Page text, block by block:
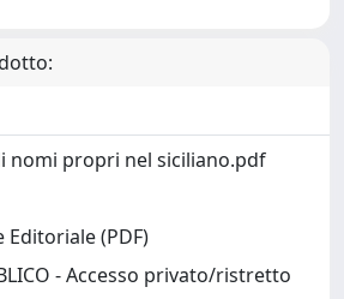
nomi propri nel siciliano.pdf
(PDF)
- Accesso privato/ristretto